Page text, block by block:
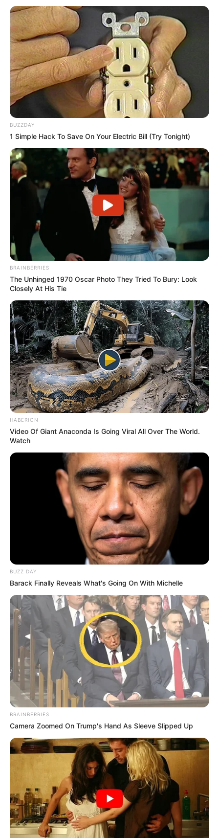
BUZZDAY
1 Simple Hack To Save On Your Electric Bill (Try Tonight)
BRAINBERRIES
The Unhinged 1970 Oscar Photo They Tried To Bury: Look
Closely At His Tie
HABERION
Video Of Giant Anaconda Is Going Viral All Over The World.
Watch
BUZZ DAY
Barack Finally Reveals What's Going On With Michelle
BRAINBERRIES
Camera Zoomed On Trump's Hand As Sleeve Slipped Up